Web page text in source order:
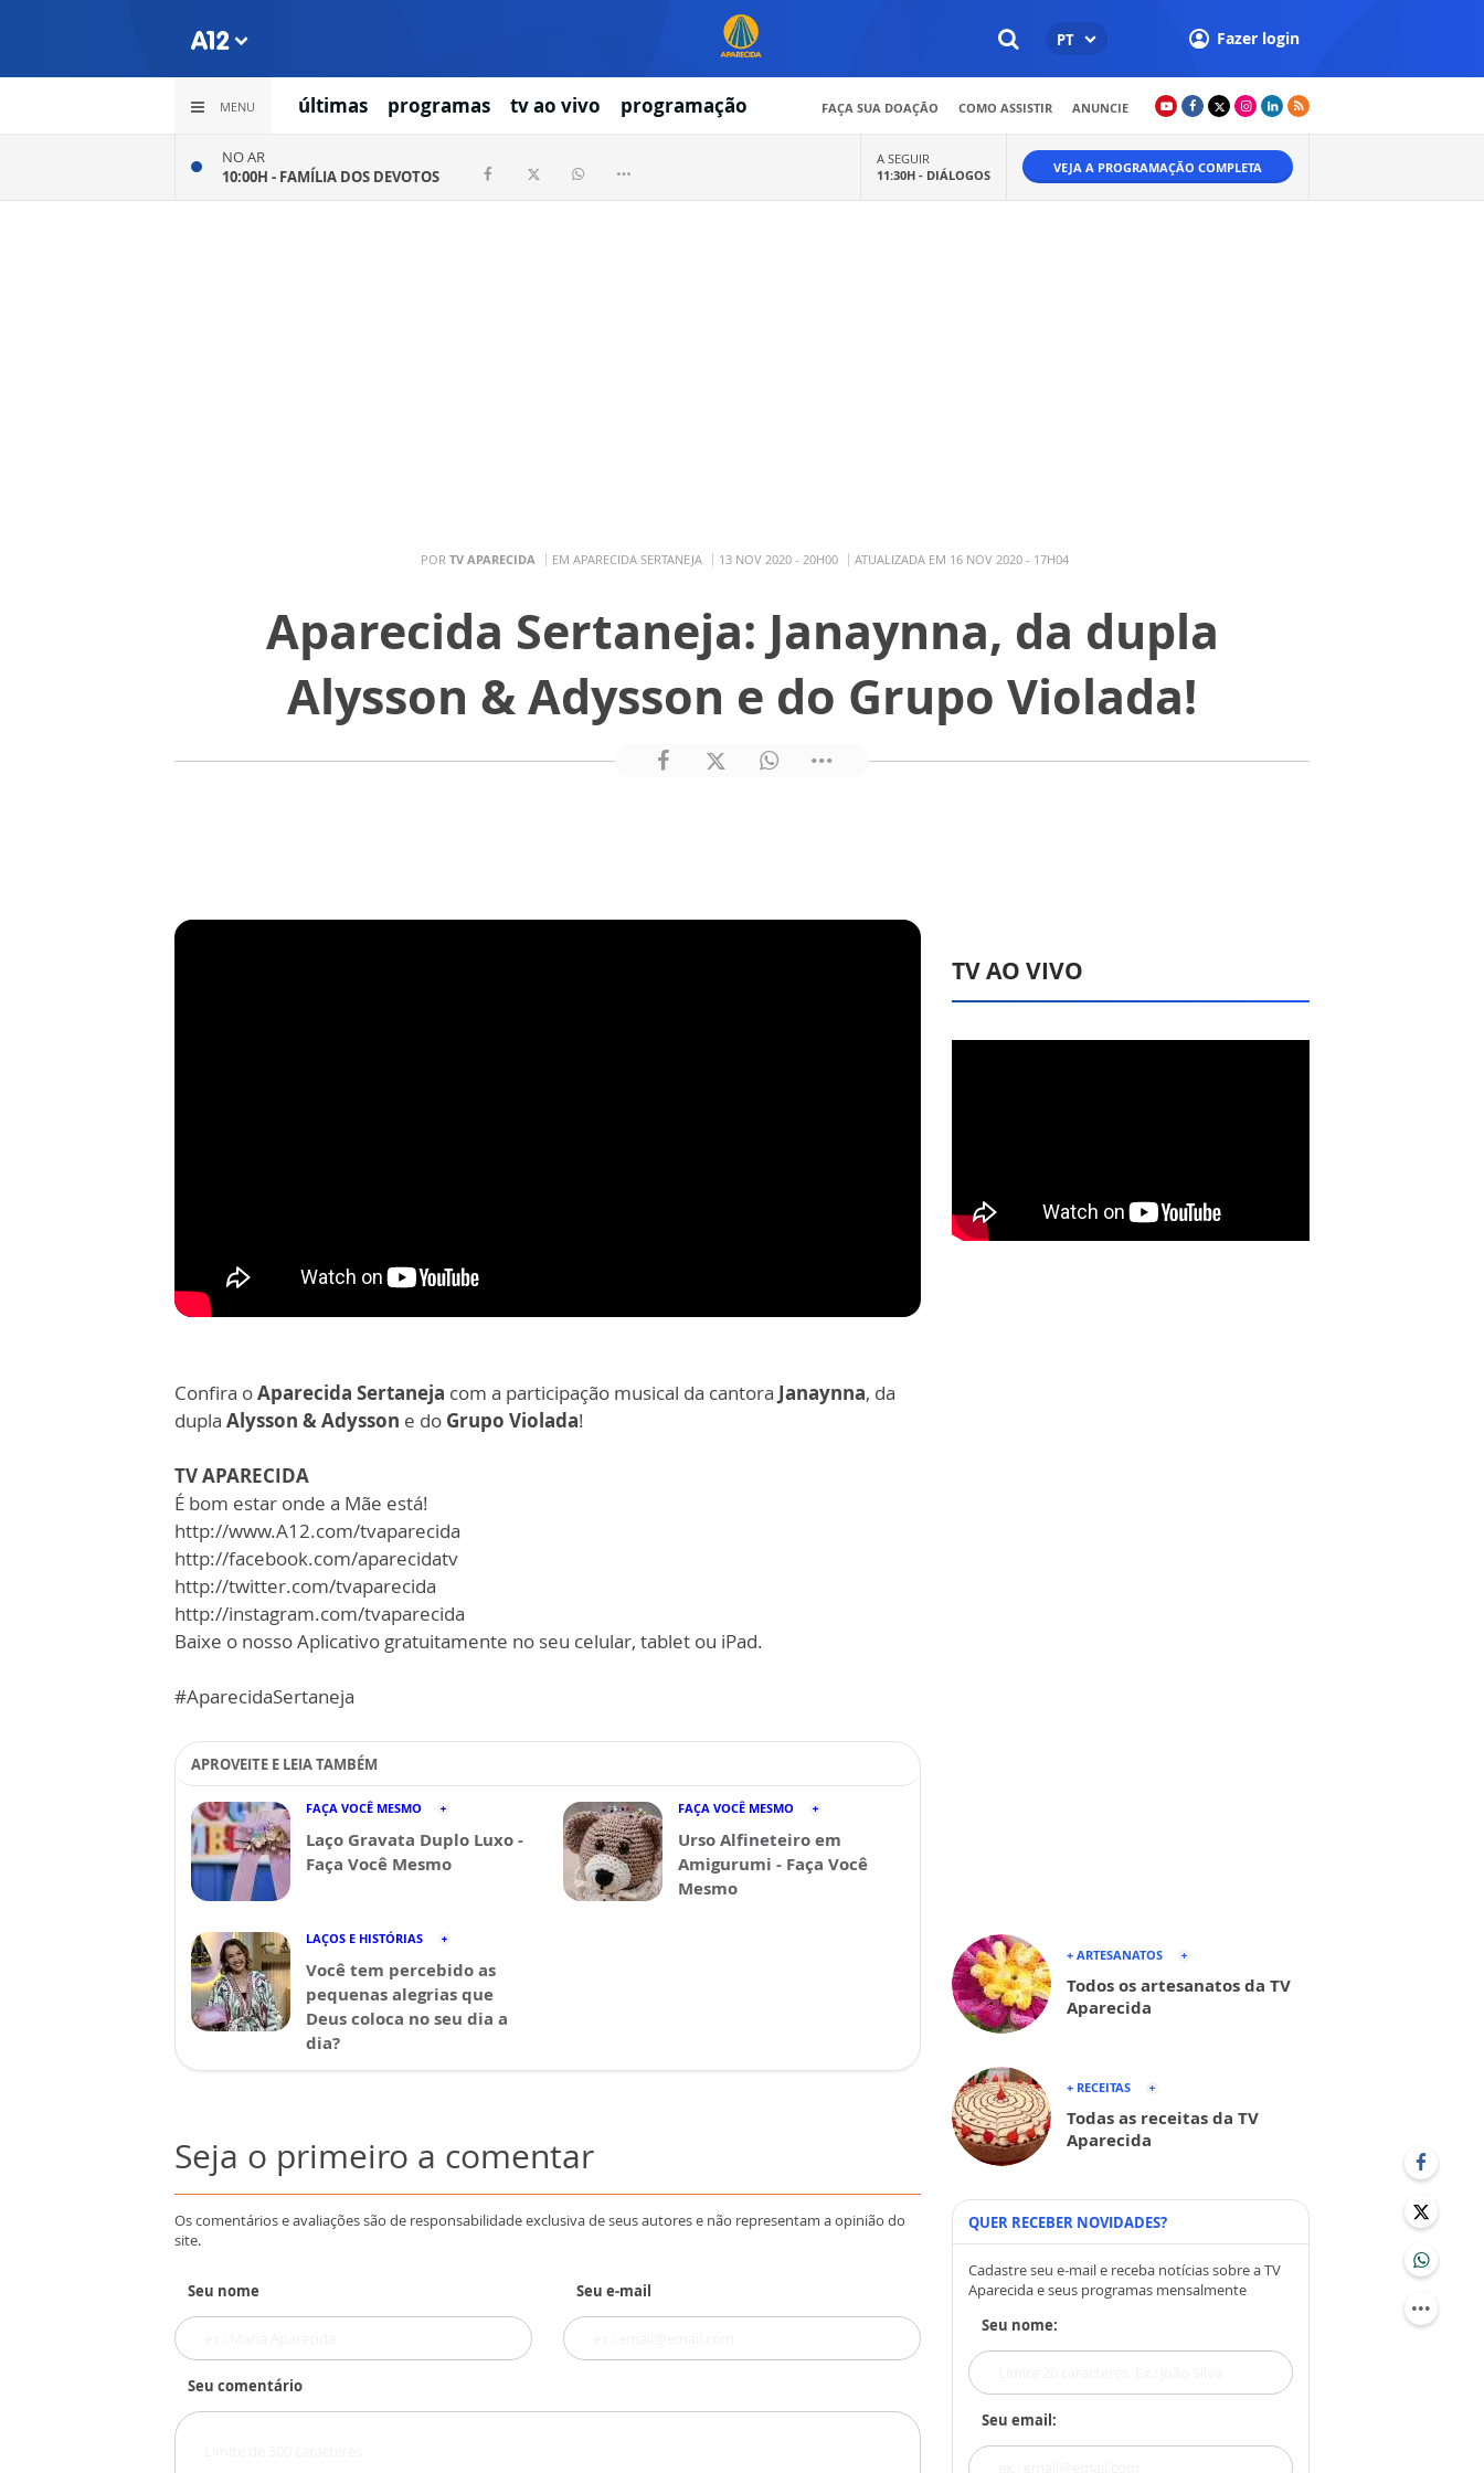
PT Fazer login
MENU últimas programas tv ao vivo programação FAÇA SUA DOAÇÃO COMO ASSISTIR ANUNCIE
NO AR
10:00H - FAMÍLIA DOS DEVOTOS
A SEGUIR
11:30H - DIÁLOGOS VEJA A PROGRAMAÇÃO COMPLETA
POR TV APARECIDA EM APARECIDA SERTANEJA 13 NOV 2020 - 20H00 ATUALIZADA EM 16 NOV 2020 - 17H04
Aparecida Sertaneja: Janaynna, da dupla
Alysson & Adysson e do Grupo Violada!
Confira oAparecida Sertaneja com a participação musical da cantora Janaynna, da
dupla Alysson & Adysson e do Grupo Violada!
TV APARECIDA
É bom estar onde a Mãe está!
http://www.A12.com/tvaparecida
http://facebook.com/aparecidatv
http://twitter.com/tvaparecida
http://instagram.com/tvaparecida
Baixe o nosso Aplicativo gratuitamente no seu celular, tablet ou iPad.
#AparecidaSertaneja
APROVEITE E LEIA TAMBÉM
FAÇA VOCÊ MESMO
Laço Gravata Duplo Luxo -
Faça Você Mesmo
FAÇA VOCÊ MESMO
Urso Alfineteiro em
Amigurumi - Faça Você
Mesmo
LAÇOS E HISTÓRIAS
Você tem percebido as
pequenas alegrias que
Deus coloca no seu dia a
dia?
Seja o primeiro a comentar
Os comentários e avaliações são de responsabilidade exclusiva de seus autores e não representam a opinião do
site.
Seu nome Seu e-mail
Seu comentário
TV AO VIVO
+ ARTESANATOS
Todos os artesanatos da TV
Aparecida
+ RECEITAS
Todas as receitas da TV
Aparecida
QUER RECEBER NOVIDADES?
Cadastre seu e-mail e receba notícias sobre a TV
Aparecida e seus programas mensalmente
Seu nome:
Seu email: